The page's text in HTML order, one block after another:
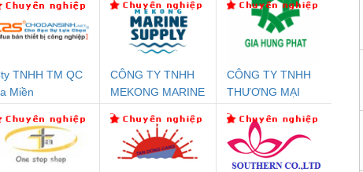
An Toàn
Contact
1NO-
24DC-SP -
Rơ Le An Toàn
Phoenix Contact
PSR-SCP-
24UC/ESL4/3X1/1X2/B
- 2981059
Bộ Lặp Tín Hiệu
PROFIBUS Phoenix
Contact PSI-REP-
PROFIBUS/12MB -
2708863
Rơ
24DC/
TNHH TM QC
Miền
CÔNG TY TNHH
MEKONG MARINE
CÔNG TY TNHH
THƯƠNG MẠI
THUẬT ĐIỆN CƠ
GIA HƯNG PHÁT